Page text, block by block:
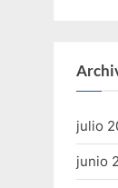
julio
junio